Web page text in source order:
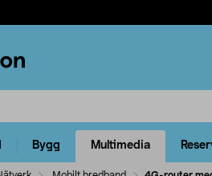
Bygg Multimedia